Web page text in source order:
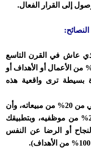
إلى القرار الفعال.
الذي عاش في القرن التاسع
(إن 80% من النتائج تأتي من 20% من الأعمال أو الأهداف أو
بسيطة ترى واقعية هذه
حيث ترى أن 80% من إنتاجية متجر تأتي من 20% من مبيعاته، وأن
80% من إنتاجية مكتب ما تأتي من 20% من موظفيه، وبتطبيقك
أو الرضا عن النفس